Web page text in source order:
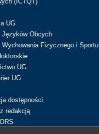
UG
Języków Obcych
Wychowania Fizycznego i Sportu
UG
UG
dostępności
redakcją